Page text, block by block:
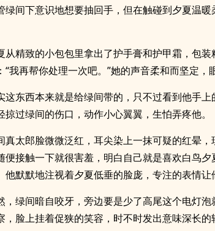
绿间下意识地想要抽回手，但在触碰到夕夏温
从精致的小包包里拿出了护手膏和护甲霜，包
“我再帮你处理一次吧。”她的声音柔和而坚定，
这东西本来就是给绿间带的，只不过看到他手
掠过绿间的伤口，动作小心翼翼，生怕弄疼他。
真太郎脸微微泛红，耳尖染上一抹可疑的红晕
便接触一下就很害羞，明白自己就是喜欢白鸟
他默默地注视着夕夏低垂的脸庞，专注的表情让
，绿间暗自咬牙，旁边要是少了高尾这个电灯
，脸上挂着促狭的笑容，时不时发出意味深长的